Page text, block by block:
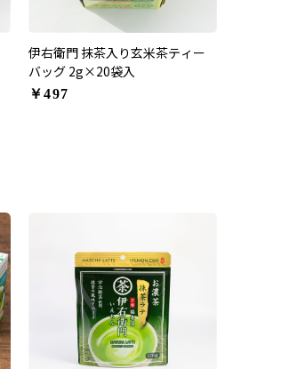
伊右衛門 抹茶入り玄米茶ティー
バッグ 2g×20袋入
￥497